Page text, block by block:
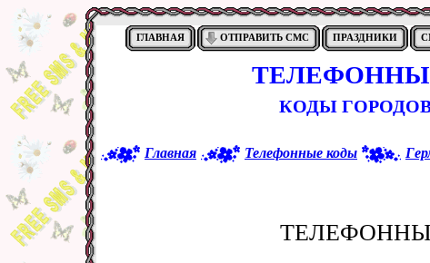
ГЛАВНАЯ ОТПРАВИТЬ СМС ПРАЗДНИКИ
КОДЫ
Главная Телефонные коды